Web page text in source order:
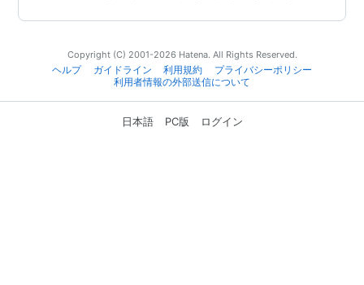
Copyright (C) 2001-2026 Hatena. All Rights Reserved.
ヘルプ
ガイドライン 利用規約
プライバシーポリシー
利用者情報の外部送信について
日本語 PC版 ログイン